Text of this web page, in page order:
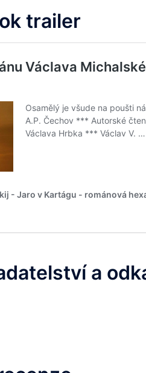
trailer
a